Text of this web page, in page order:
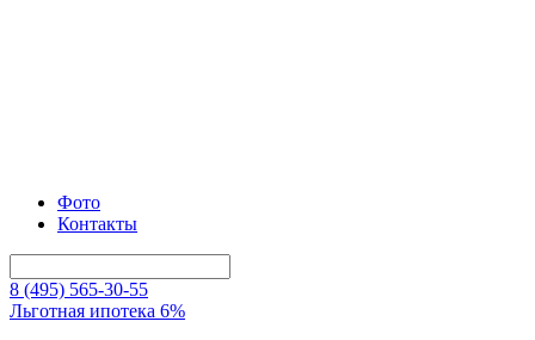
Фото
Контакты
8 (495) 565-30-55
Льготная ипотека 6%